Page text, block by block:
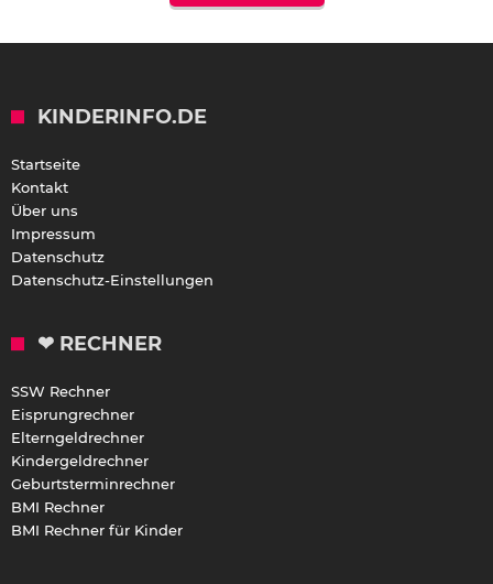
KINDERINFO.DE
Startseite
Kontakt
Über uns
Impressum
Datenschutz
Datenschutz-Einstellungen
❤ RECHNER
SSW Rechner
Eisprungrechner
Elterngeldrechner
Kindergeldrechner
Geburtsterminrechner
BMI Rechner
BMI Rechner für Kinder